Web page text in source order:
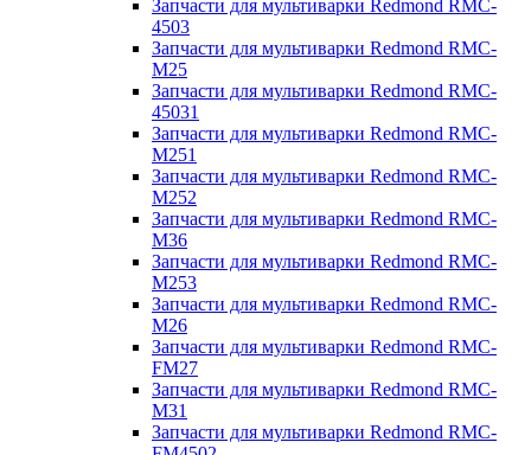
Запчасти для мультиварки Redmond RMC-
4503
Запчасти для мультиварки Redmond RMC-
M25
Запчасти для мультиварки Redmond RMC-
45031
Запчасти для мультиварки Redmond RMC-
M251
Запчасти для мультиварки Redmond RMC-
M252
Запчасти для мультиварки Redmond RMC-
M36
Запчасти для мультиварки Redmond RMC-
M253
Запчасти для мультиварки Redmond RMC-
M26
Запчасти для мультиварки Redmond RMC-
FM27
Запчасти для мультиварки Redmond RMC-
M31
Запчасти для мультиварки Redmond RMC-